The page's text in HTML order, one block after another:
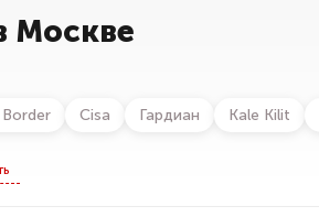
Москве
Cisa Гардиан Kale Kilit